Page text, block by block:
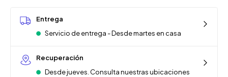
Entrega
Servicio de entrega - Desde martes en casa
Recuperación
Desde jueves. Consulta nuestras ubicaciones